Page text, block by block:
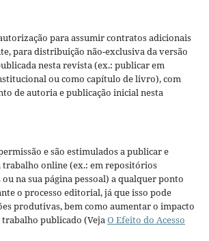
para assumir contratos adicionais
para distribuição não-exclusiva da versão
nesta revista (ex.: publicar em
ou como capítulo de livro), com
de autoria e publicação inicial nesta
e são estimulados a publicar e
online (ex.: em repositórios
na sua página pessoal) a qualquer ponto
o processo editorial, já que isso pode
produtivas, bem como aumentar o impacto
trabalho publicado (VejaO Efeito do Acesso